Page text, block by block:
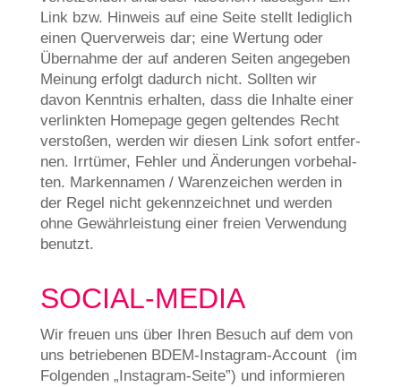
Link bzw. Hin­weis auf eine Sei­te stellt ledig­lich
einen Quer­ver­weis dar; eine Wer­tung oder
Über­nah­me der auf ande­ren Sei­ten ange­ge­ben
Mei­nung erfolgt dadurch nicht. Soll­ten wir
davon Kennt­nis erhal­ten, dass die Inhal­te einer
ver­link­ten Home­page gegen gel­ten­des Recht
ver­sto­ßen, wer­den wir die­sen Link sofort ent­fer­
nen. Irr­tü­mer, Feh­ler und Ände­run­gen vor­be­hal­
ten. Mar­ken­na­men / Waren­zei­chen wer­den in
der Regel nicht gekenn­zeich­net und wer­den
ohne Gewähr­lei­stung einer frei­en Ver­wen­dung
benutzt.
SOCIAL-MEDIA
Wir freu­en uns über Ihren Besuch auf dem von
uns betrie­be­nen BDEM-Insta­gram-Account (im
Fol­gen­den „Insta­gram-Sei­te”) und infor­mie­ren